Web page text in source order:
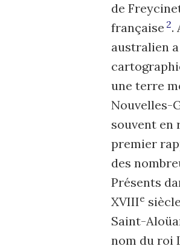
de
française 2.
australien
une terre
Nouvelles-
souvent en
premier
des
Présents
XVIIIe
Saint-
nom du roi